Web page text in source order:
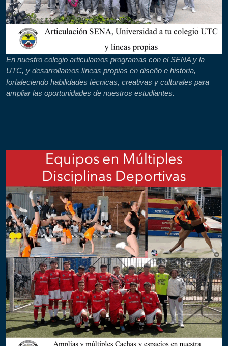
En nuestro colegio articulamos programas con el SENA y la
UTC, y desarrollamos líneas propias en diseño e historia,
fortaleciendo habilidades técnicas, creativas y culturales para
ampliar las oportunidades de nuestros estudiantes.